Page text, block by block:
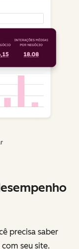
precisa saber
seu site.